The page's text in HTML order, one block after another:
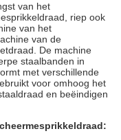
van het
riep ook
van het
van de
De machine
staalbanden in
met verschillende
voor omhoog het
en beëindigen